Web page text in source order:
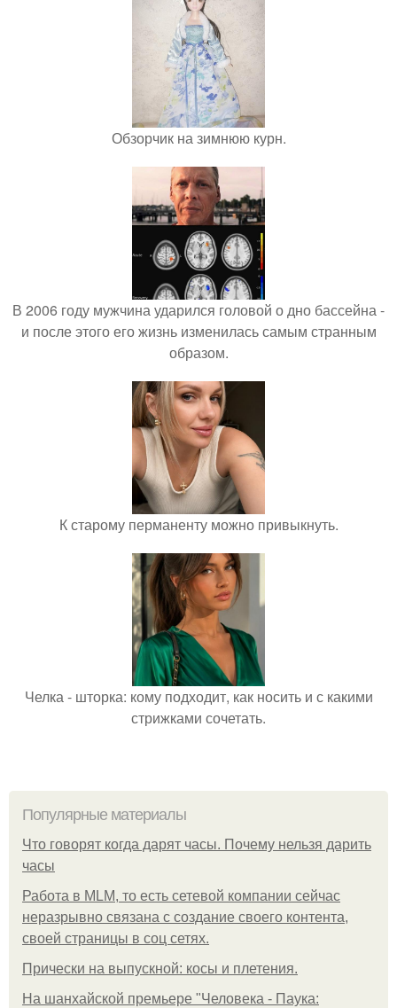
Обзорчик на зимнюю курн.
В 2006 году мужчина ударился головой о дно бассейна -
и после этого его жизнь изменилась самым странным
образом.
К старому перманенту можно привыкнуть.
Челка - шторка: кому подходит, как носить и с какими
стрижками сочетать.
Популярные материалы
Что говорят когда дарят часы. Почему нельзя дарить
часы
Работа в MLM, то есть сетевой компании сейчас
неразрывно связана с создание своего контента,
своей страницы в соц сетях.
Прически на выпускной: косы и плетения.
На шанхайской премьере "Человека - Паука: